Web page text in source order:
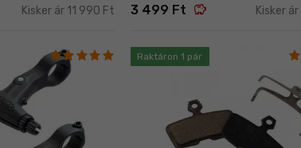
Kisker ár 11 990 Ft 3 499 Ft savings Kisker
Raktáron 1 pár